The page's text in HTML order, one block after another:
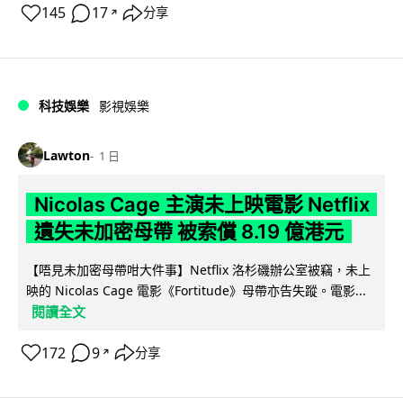
145 17 ↗ 分享
科技娛樂 影視娛樂
Lawton 1 日
Nicolas Cage 主演未上映電影 Netflix
遺失未加密母帶 被索償 8.19 億港元
【唔見未加密母帶咁大件事】Netflix 洛杉磯辦公室被竊，未上
映的 Nicolas Cage 電影《Fortitude》母帶亦告失蹤。電影...
閱讀全文
172 9 ↗ 分享